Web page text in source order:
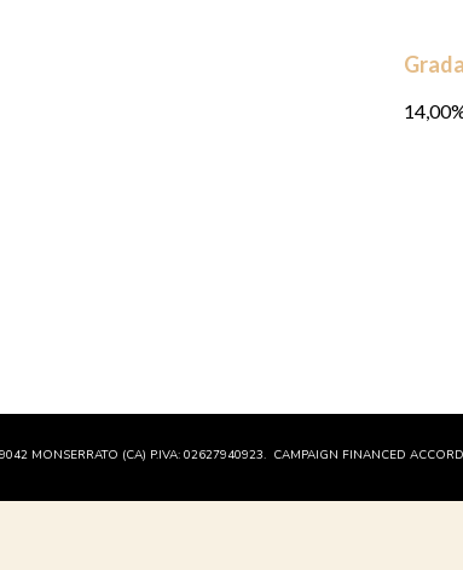
MONSERRATO (CA) P.IVA: 02627940923. CAMPAIGN FINANCED